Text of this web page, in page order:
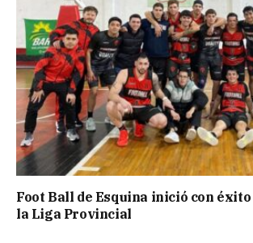
Foot Ball de Esquina inició con éxito
la Liga Provincial